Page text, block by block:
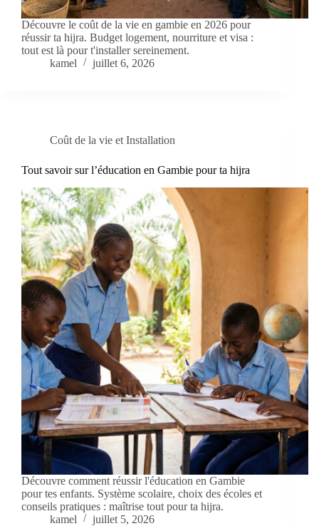
Découvre le coût de la vie en gambie en 2026 pour
réussir ta hijra. Budget logement, nourriture et visa :
tout est là pour t'installer sereinement.
kamel
juillet 6, 2026
Coût de la vie et Installation
Tout savoir sur l’éducation en Gambie pour ta hijra
Découvre comment réussir l'éducation en Gambie
pour tes enfants. Système scolaire, choix des écoles et
conseils pratiques : maîtrise tout pour ta hijra.
kamel
juillet 5, 2026